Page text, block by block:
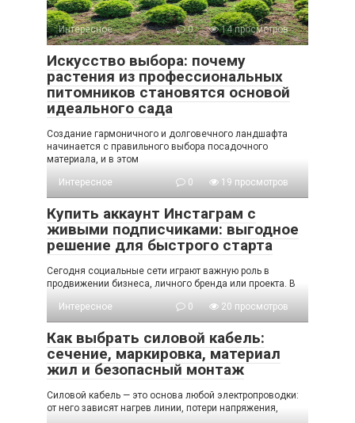
Интересное 0 14 просмотров
Искусство выбора: почему
растения из профессиональных
питомников становятся основой
идеального сада
Создание гармоничного и долговечного ландшафта
начинается с правильного выбора посадочного
материала, и в этом
Интересное 0 19 просмотров
Купить аккаунт Инстаграм с
живыми подписчиками: выгодное
решение для быстрого старта
Сегодня социальные сети играют важную роль в
продвижении бизнеса, личного бренда или проекта. В
Интересное 0 20 просмотров
Как выбрать силовой кабель:
сечение, маркировка, материал
жил и безопасный монтаж
Силовой кабель — это основа любой электропроводки:
от него зависят нагрев линии, потери напряжения,